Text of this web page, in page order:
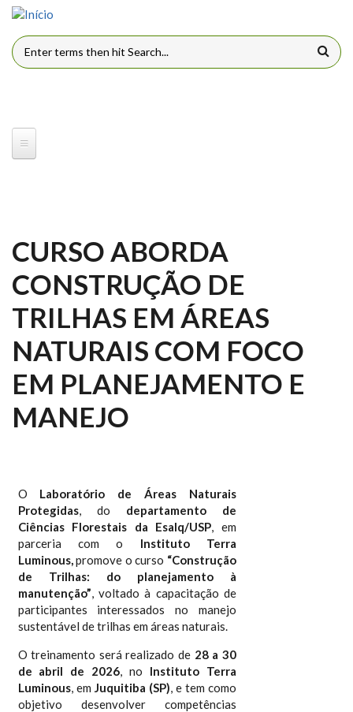
Pular para o conteúdo principal
FORMULÁRIO DE BUSCA
CURSO ABORDA
CONSTRUÇÃO DE
TRILHAS EM ÁREAS
NATURAIS COM FOCO
EM PLANEJAMENTO E
MANEJO
O Laboratório de Áreas Naturais
Protegidas, do departamento de
Ciências Florestais da Esalq/USP, em
parceria com o Instituto Terra
Luminous,promove o curso “Construção
de Trilhas: do planejamento à
manutenção”, voltado à capacitação de
participantes interessados no manejo
sustentável de trilhas em áreas naturais.
O treinamento será realizado de 28 a 30
de abril de 2026, no Instituto Terra
Luminous, em Juquitiba (SP), e tem como
objetivo desenvolver competências